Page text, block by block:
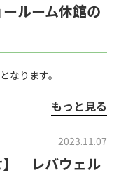
ルーム休館の
なります。
もっと見る
】 レバウェル
2023.11.07